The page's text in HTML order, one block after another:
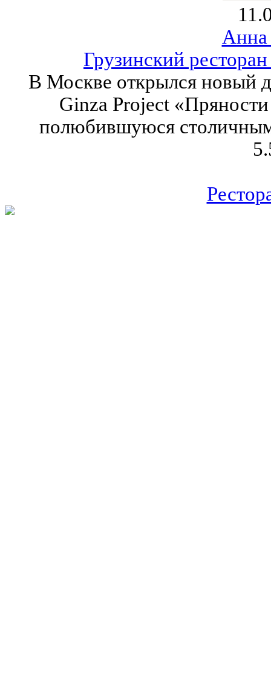
Анна
Грузинский
В Москве открылся новый
Ginza Project
полюбившуюся